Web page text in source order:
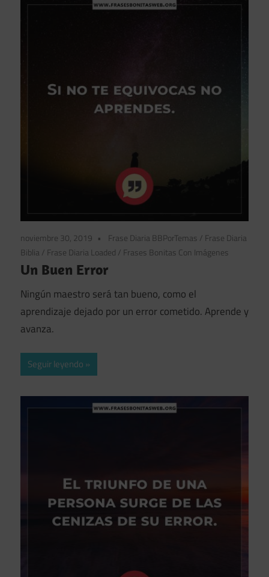
noviembre 30, 2019 Frase Diaria BBPorTemas / Frase Diaria
Biblia / Frase Diaria Loaded / Frases Bonitas Con Imágenes
Un Buen Error
Ningún maestro será tan bueno, como el
aprendizaje dejado por un error cometido. Aprende y
avanza.
Seguir leyendo